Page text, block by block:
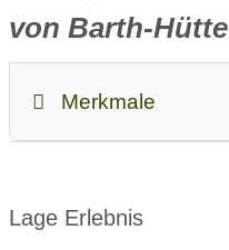
von Barth-Hütte
Merkmale
Lage Erlebnis